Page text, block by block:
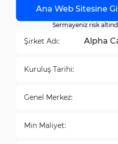
Ana Web Sitesine
Sermayeniz risk
Şirket Adı: Alpha
Kuruluş Tarihi:
Genel Merkez:
Min Maliyet: